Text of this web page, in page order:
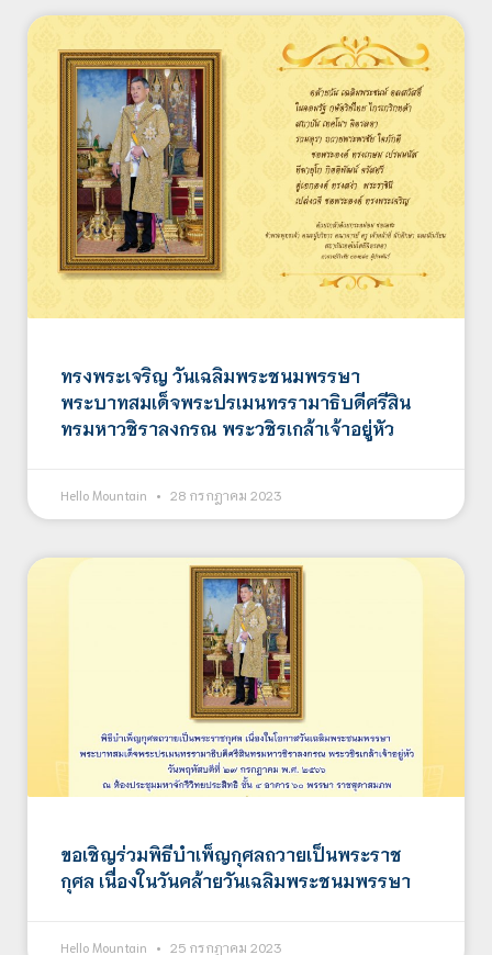
ทรงพระเจริญ วันเฉลิมพระชนมพรรษา
พระบาทสมเด็จพระปรเมนทรรามาธิบดีศรีสิน
ทรมหาวชิราลงกรณ พระวชิรเกล้าเจ้าอยู่หัว
Hello Mountain 28 กรกฎาคม 2023
ขอเชิญร่วมพิธีบำเพ็ญกุศลถวายเป็นพระราช
กุศล เนื่องในวันคล้ายวันเฉลิมพระชนมพรรษา
Hello Mountain 25 กรกฎาคม 2023